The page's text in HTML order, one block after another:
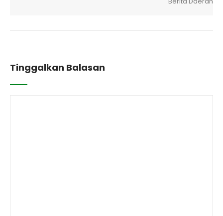
Tinggalkan Balasan